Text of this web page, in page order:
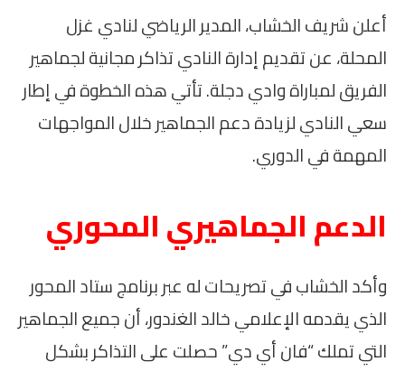
أعلن شريف الخشاب، المدير الرياضي لنادي غزل
المحلة، عن تقديم إدارة النادي تذاكر مجانية لجماهير
الفريق لمباراة وادي دجلة. تأتي هذه الخطوة في إطار
سعي النادي لزيادة دعم الجماهير خلال المواجهات
المهمة في الدوري.
الدعم الجماهيري المحوري
وأكد الخشاب في تصريحات له عبر برنامج ستاد المحور
الذي يقدمه الإعلامي خالد الغندور، أن جميع الجماهير
التي تملك “فان أي دي” حصلت على التذاكر بشكل